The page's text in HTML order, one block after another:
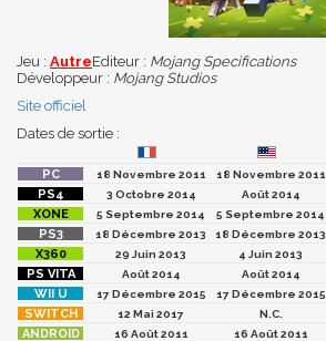
Jeu : AutreEditeur : Mojang Specifications
Développeur : Mojang Studios
Site officiel
Dates de sortie :
18 Novembre 2011 18 Novembre 2011
3 Octobre 2014
Août 2014
5 Septembre 2014
5 Septembre 2014
18 Décembre 2013
18 Décembre 2013
29 Juin 2013
4 Juin 2013
Août 2014
Août 2014
17 Décembre 2015
17 Décembre 2015
12 Mai 2017
N.C.
16 Août 2011
16 Août 2011